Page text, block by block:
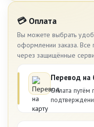
💳 Оплата
Вы можете выбрать
оформлении заказа.
через защищённые
Перевод на
Оплата путём